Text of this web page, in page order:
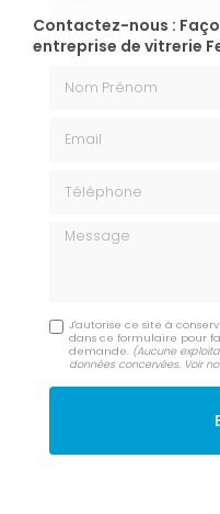
Contactez-nous :
entreprise de vitrerie
Message
J'autorise ce site à
dans ce formulaire pour
demande. (Aucune
données concervées. Voir